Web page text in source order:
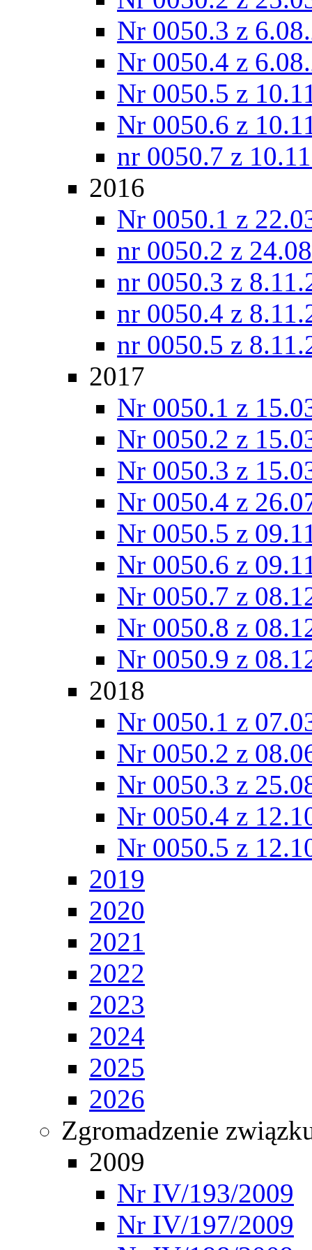
Nr 0050.3 z
Nr 0050.4 z
Nr 0050.5 z
Nr 0050.6 z
nr 0050.7 z
2016
Nr 0050.1 z
nr 0050.2 z
nr 0050.3 z
nr 0050.4 z
nr 0050.5 z
2017
Nr 0050.1 z
Nr 0050.2 z
Nr 0050.3 z
Nr 0050.4 z
Nr 0050.5 z
Nr 0050.6 z
Nr 0050.7 z
Nr 0050.8 z
Nr 0050.9 z
2018
Nr 0050.1 z
Nr 0050.2 z
Nr 0050.3 z
Nr 0050.4 z
Nr 0050.5 z
2019
2020
2021
2022
2023
2024
2025
2026
Zgromadzenie
2009
Nr IV/193/2009
Nr IV/197/2009